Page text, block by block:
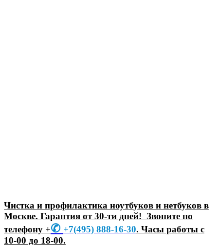
Чистка и профилактика ноутбуков и нетбуков в
Москве. Гарантия от 30-ти дней! Звоните по
телефону +✆ +7(495) 888-16-30. Часы работы с
10-00 до 18-00.